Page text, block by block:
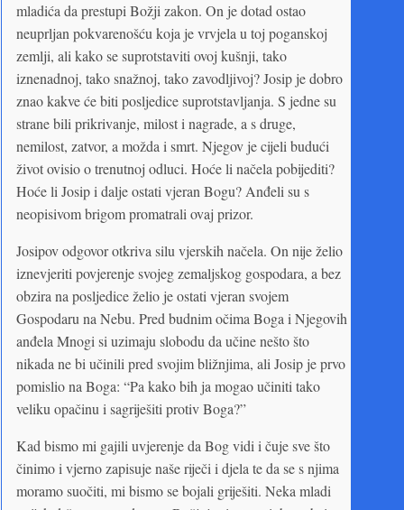
mladića da prestupi Božji zakon. On je dotad ostao
neuprljan pokvarenošću koja je vrvjela u toj poganskoj
zemlji, ali kako se suprotstaviti ovoj kušnji, tako
iznenadnoj, tako snažnoj, tako zavodljivoj? Josip je dobro
znao kakve će biti posljedice suprotstavljanja. S jedne su
strane bili prikrivanje, milost i nagrade, a s druge,
nemilost, zatvor, a možda i smrt. Njegov je cijeli budući
život ovisio o trenutnoj odluci. Hoće li načela pobijediti?
Hoće li Josip i dalje ostati vjeran Bogu? Anđeli su s
neopisivom brigom promatrali ovaj prizor.
Josipov odgovor otkriva silu vjerskih načela. On nije želio
iznevjeriti povjerenje svojeg zemaljskog gospodara, a bez
obzira na posljedice želio je ostati vjeran svojem
Gospodaru na Nebu. Pred budnim očima Boga i Njegovih
anđela Mnogi si uzimaju slobodu da učine nešto što
nikada ne bi učinili pred svojim bližnjima, ali Josip je prvo
pomislio na Boga: “Pa kako bih ja mogao učiniti tako
veliku opačinu i sagriješiti protiv Boga?”
Kad bismo mi gajili uvjerenje da Bog vidi i čuje sve što
činimo i vjerno zapisuje naše riječi i djela te da se s njima
moramo suočiti, mi bismo se bojali griješiti. Neka mladi